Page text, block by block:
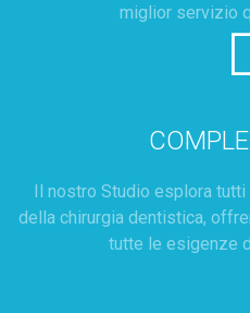
miglior servizio
Il nostro Studio esplora tutti
della chirurgia dentistica,
tutte le esigenze